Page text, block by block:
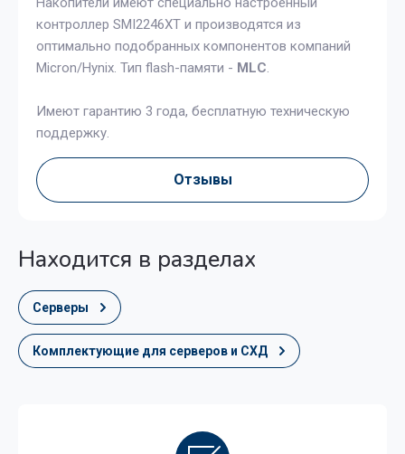
контроллер SMI2246XT и производятся из
оптимально подобранных компонентов компаний
Micron/Hynix. Тип flash-памяти - MLC.
Имеют гарантию 3 года, бесплатную техническую
поддержку.
Отзывы
Находится в разделах
Серверы
Комплектующие для серверов и СХД